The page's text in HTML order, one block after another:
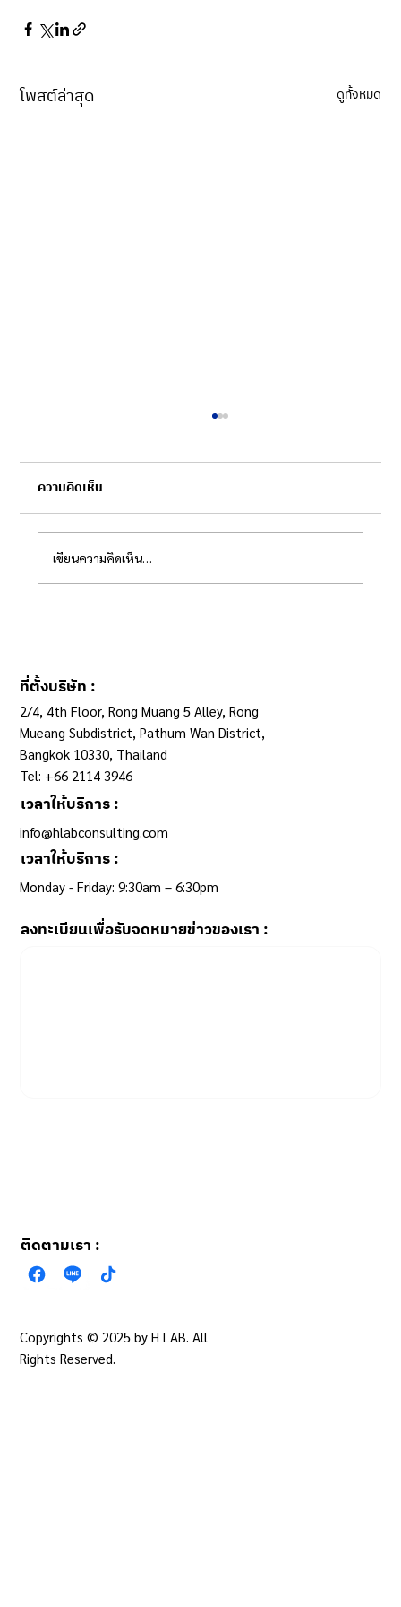
โพสต์ล่าสุด ดูทั้งหมด
ความคิดเห็น
เขียนความคิดเห็น…
ติดตามเรา :
ที่ตั้งบริษัท :
2/4, 4th Floor, Rong Muang 5 Alley, Rong
Mueang Subdistrict, Pathum Wan District,
Bangkok 10330, Thailand
Tel: +66 2114 3946
เวลาให้บริการ :
info@hlabconsulting.com
เวลาให้บริการ :
Monday - Friday: 9:30am – 6:30pm ​
ลงทะเบียนเพื่อรับจดหมายข่าวของเรา :
Copyrights © 2025 by H LAB. All
Rights Reserved.